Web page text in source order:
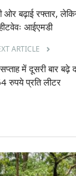
बढ़ाई रफ्तार,
आईएमडी
ARTICLE
में दूसरी बार बढ़े
रुपये प्रति लीटर